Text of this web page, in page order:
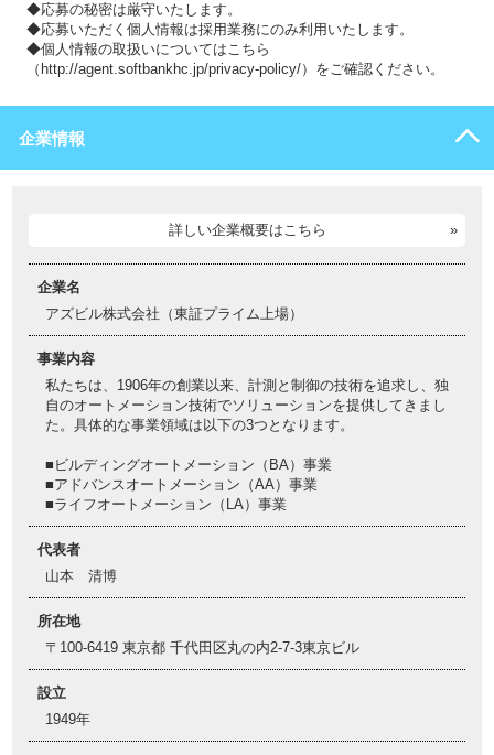
◆応募の秘密は厳守いたします。
◆応募いただく個人情報は採用業務にのみ利用いたします。
◆個人情報の取扱いについてはこちら
（http://agent.softbankhc.jp/privacy-policy/）をご確認ください。
企業情報
詳しい企業概要はこちら
企業名
アズビル株式会社（東証プライム上場）
事業内容
私たちは、1906年の創業以来、計測と制御の技術を追求し、独
自のオートメーション技術でソリューションを提供してきまし
た。具体的な事業領域は以下の3つとなります。
■ビルディングオートメーション（BA）事業
■アドバンスオートメーション（AA）事業
■ライフオートメーション（LA）事業
代表者
山本 清博
所在地
〒100-6419 東京都 千代田区丸の内2-7-3東京ビル
設立
1949年